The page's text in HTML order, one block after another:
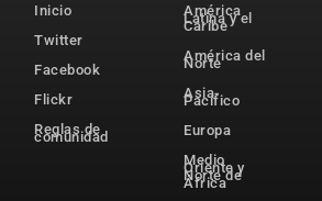
Inicio
Twitter
Facebook
Flickr
Reglas de
comunidad
América
Latina y el
Caribe
América del
Norte
Asia-
Pacífico
Europa
Medio
Oriente y
Norte de
África